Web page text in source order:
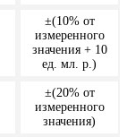
±(10% от
измеренного
значения + 10
ед. мл. р.)
±(20% от
измеренного
значения)